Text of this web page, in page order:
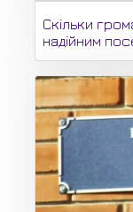
Скільки
надійним